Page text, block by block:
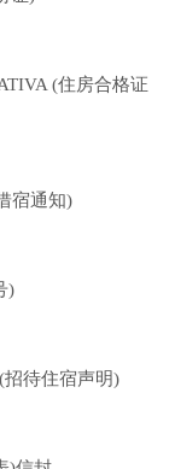
(住房合格证
宿通知)
)
待住宿声明)